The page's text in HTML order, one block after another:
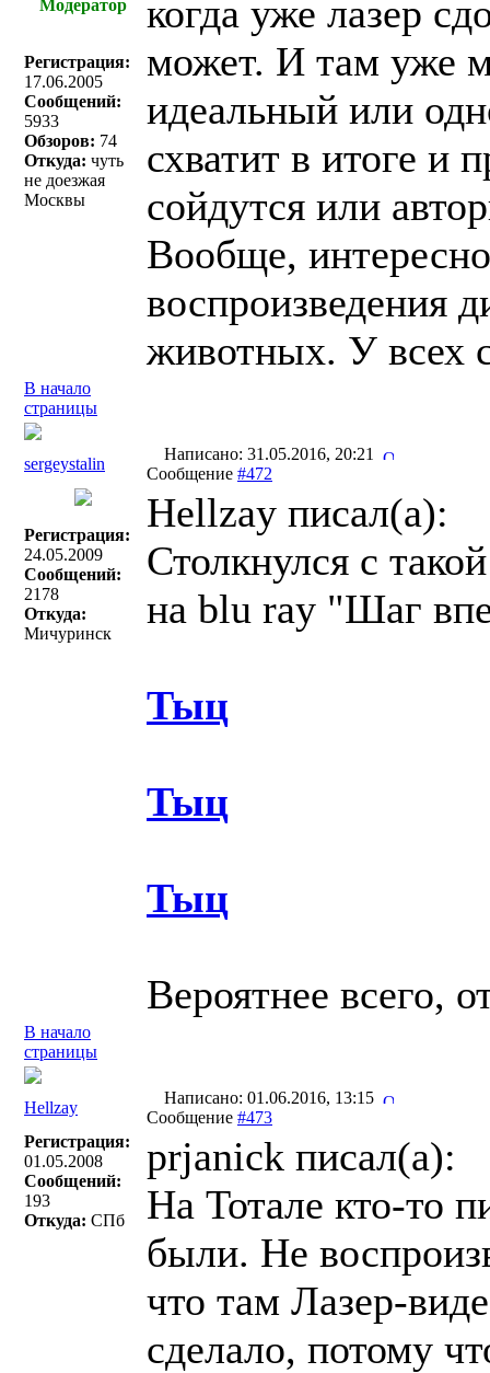
Модератор
Регистрация:
17.06.2005
Сообщений:
5933
Обзоров: 74
Откуда: чуть
не доезжая
Москвы
когда уже лазер
может. И там уже
идеальный или
схватит в итоге и
сойдутся или
Вообще,
воспроизведения
животных. У всех
В начало
страницы
sergeystalin
Написано: 31.05.2016, 20:21
Сообщение #472
Регистрация:
24.05.2009
Сообщений:
2178
Откуда:
Мичуринск
Hellzay писал(a):
Столкнулся с
на blu ray "Шаг
Тыц
Тыц
Тыц
Вероятнее всего,
В начало
страницы
Hellzay
Написано: 01.06.2016, 13:15
Сообщение #473
Регистрация:
01.05.2008
Сообщений:
193
Откуда: СПб
prjanick писал(a):
На Тотале кто-то
были. Не
что там Лазер-
сделало, потому